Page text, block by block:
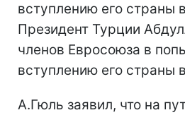
вступлению его страны
Президент Турции
членов Евросоюза в
вступлению его страны
А.Гюль заявил, что на